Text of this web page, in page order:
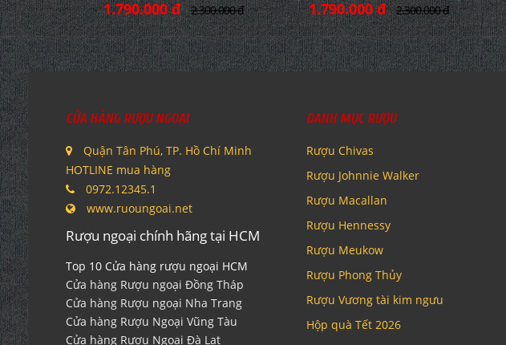
1.790.000 đ 2.300.000 đ 1.790.000 đ 2.300.000 đ
CỬA HÀNG RƯỢU NGOẠI
Quận Tân Phú, TP. Hồ Chí Minh
HOTLINE mua hàng
0972.12345.1
www.ruoungoai.net
Rượu ngoại chính hãng tại HCM
Top 10 Cửa hàng rượu ngoại HCM
Cửa hàng Rượu ngoại Đồng Tháp
Cửa hàng Rượu ngoại Nha Trang
Cửa hàng Rượu Ngoại Vũng Tàu
Cửa hàng Rượu Ngoại Đà Lạt
DANH MỤC RƯỢU
Rượu Chivas
Rượu Johnnie Walker
Rượu Macallan
Rượu Hennessy
Rượu Meukow
Rượu Phong Thủy
Rượu Vương tài kim ngưu
Hộp quà Tết 2026